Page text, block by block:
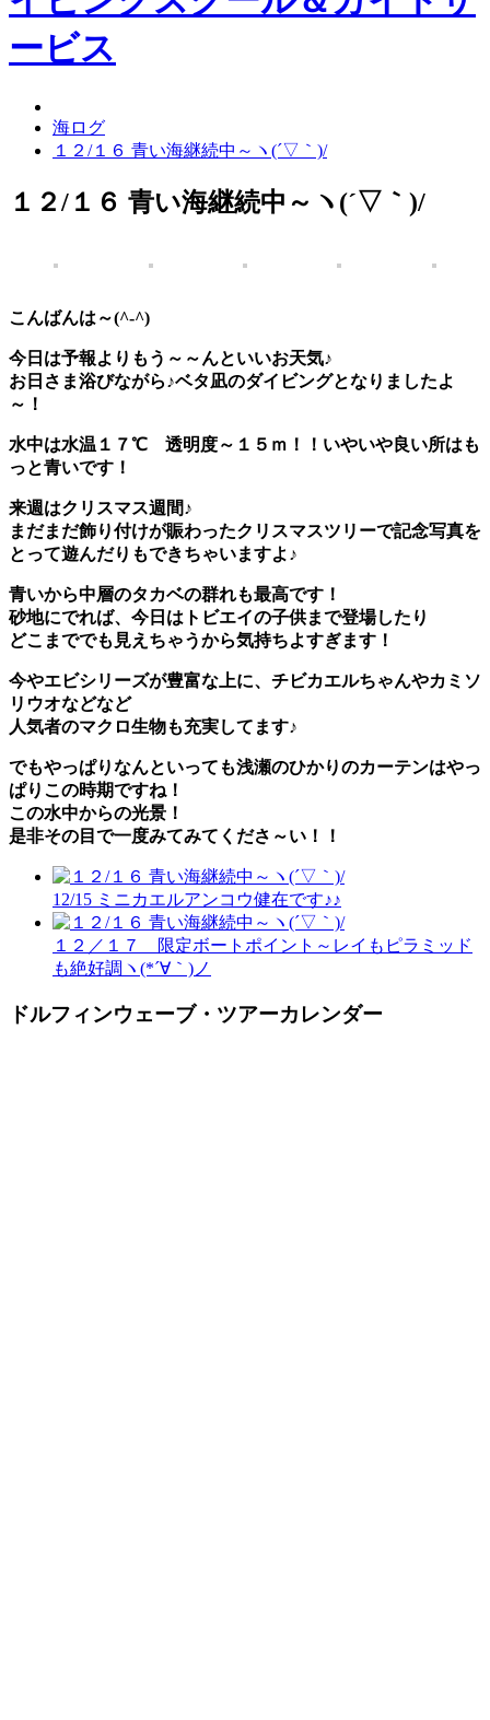
海ログ
１２/１６ 青い海継続中～ヽ(´▽｀)/
１２/１６ 青い海継続中～ヽ(´▽｀)/
こんばんは～(^-^)
今日は予報よりもう～～んといいお天気♪
お日さま浴びながら♪ベタ凪のダイビングとなりましたよ
～！
水中は水温１７℃
透明度～１５ｍ！！いやいや良い所はも
っと青いです！
来週はクリスマス週間♪
まだまだ飾り付けが賑わったクリスマスツリーで記念写真を
とって遊んだりもできちゃいますよ♪
青いから中層のタカベの群れも最高です！
砂地にでれば、今日はトビエイの子供まで登場したり
どこまででも見えちゃうから気持ちよすぎます！
今やエビシリーズが豊富な上に、チビカエルちゃんやカミソ
リウオなどなど
人気者のマクロ生物も充実してます♪
でもやっぱりなんといっても浅瀬のひかりのカーテンはやっ
ぱりこの時期ですね！
この水中からの光景！
是非その目で一度みてみてくださ～い！！
12/15 ミニカエルアンコウ健在です♪♪
１２／１７ 限定ボートポイント～レイもピラミッド
も絶好調ヽ(*´∀｀)ノ
ドルフィンウェーブ・ツアーカレンダー